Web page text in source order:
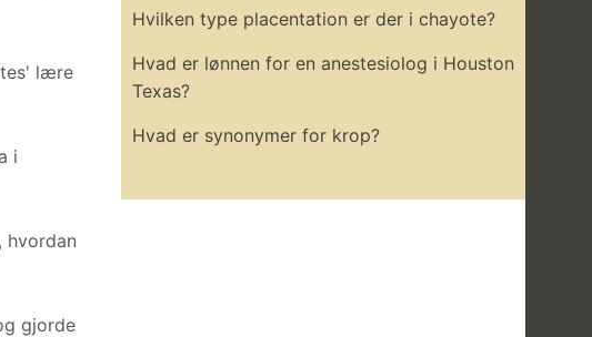
lære
i
gjorde
Hvilken type placentation er der i chayote?
Hvad er lønnen for en anestesiolog i Houston
Texas?
Hvad er synonymer for krop?